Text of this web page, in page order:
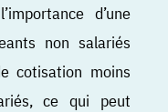
d’une
non salariés
cotisation moins
ce qui peut